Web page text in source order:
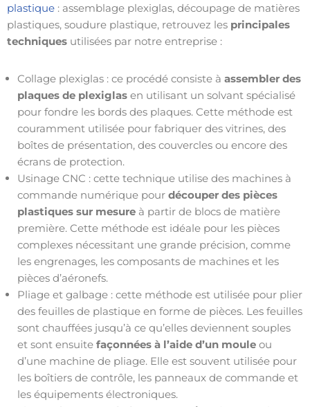
plastique : assemblage plexiglas, découpage de matières
plastiques, soudure plastique, retrouvez les principales
techniques utilisées par notre entreprise :
Collage plexiglas : ce procédé consiste à assembler des
plaques de plexiglas en utilisant un solvant spécialisé
pour fondre les bords des plaques. Cette méthode est
couramment utilisée pour fabriquer des vitrines, des
boîtes de présentation, des couvercles ou encore des
écrans de protection.
Usinage CNC : cette technique utilise des machines à
commande numérique pour découper des pièces
plastiques sur mesure à partir de blocs de matière
première. Cette méthode est idéale pour les pièces
complexes nécessitant une grande précision, comme
les engrenages, les composants de machines et les
pièces d’aéronefs.
Pliage et galbage : cette méthode est utilisée pour plier
des feuilles de plastique en forme de pièces. Les feuilles
sont chauffées jusqu’à ce qu’elles deviennent souples
et sont ensuite façonnées à l’aide d’un moule ou
d’une machine de pliage. Elle est souvent utilisée pour
les boîtiers de contrôle, les panneaux de commande et
les équipements électroniques.